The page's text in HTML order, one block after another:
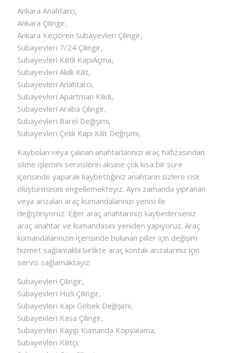
Ankara Anahtarcı,
Ankara Çilingir,
Ankara Keçiören Subayevleri Çilingir,
Subayevleri 7/24 Çilingir,
Subayevleri Kilitli KapıAçma,
Subayevleri Akıllı Kilit,
Subayevleri Anahtarcı,
Subayevleri Apartman Kilidi,
Subayevleri Araba Çilingir,
Subayevleri Barel Değişimi,
Subayevleri Çelik Kapı Kilit Değişimi,
Kaybolan veya çalınan anahtarlarınızı araç hafızasından
silme işlemini servislerin aksine çok kısa bir süre
içerisinde yaparak kaybettiğiniz anahtarın sizlere risk
oluşturmasını engellemekteyiz. Aynı zamanda yıpranan
veya arızalan araç kumandalarınızı yenisi ile
değiştiriyoruz. Eğer araç anahtarınızı kaybederseniz
araç anahtar ve kumandasını yeniden yapıyoruz. Araç
kumandalarınızın içerisinde bulunan piller için değişim
hizmet sağlamakla birlikte araç kontak arızalarınız için
servis sağlamaktayız.
Subayevleri Çilingir,
Subayevleri Hızlı Çilingir,
Subayevleri Kapı Göbek Değişimi,
Subayevleri Kasa Çilingir,
Subayevleri Kayıp Kumanda Kopyalama,
Subayevleri Kilitçi,